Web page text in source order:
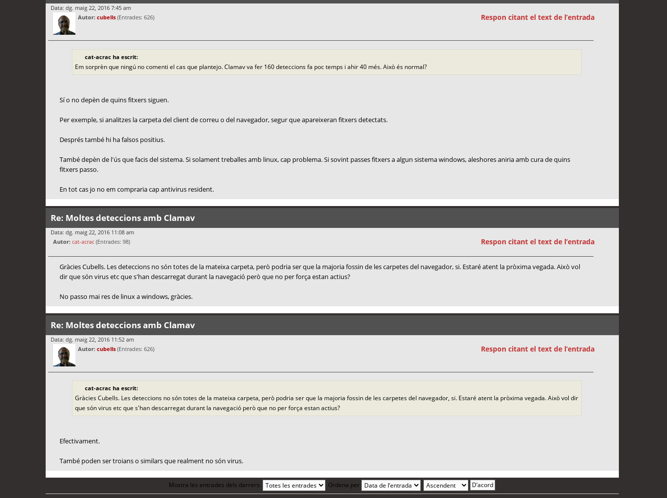
Data: dg. maig 22, 2016 7:45 am
Autor: cubells (Entrades: 626) Respon citant el text de l’entrada
cat-acrac ha escrit:
Em sorprèn que ningú no comenti el cas que plantejo. Clamav va fer 160 deteccions fa poc temps i ahir 40 més. Això és normal?
Sí o no depèn de quins fitxers siguen.
Per exemple, si analitzes la carpeta del client de correu o del navegador, segur que apareixeran fitxers detectats.
Després també hi ha falsos positius.
També depèn de l'ús que facis del sistema. Si solament treballes amb linux, cap problema. Si sovint passes fitxers a algun sistema windows, aleshores aniria amb cura de quins
fitxers passo.
En tot cas jo no em compraria cap antivirus resident.
Re: Moltes deteccions amb Clamav
Data: dg. maig 22, 2016 11:08 am
Autor: cat-acrac (Entrades: 98) Respon citant el text de l’entrada
Gràcies Cubells. Les deteccions no són totes de la mateixa carpeta, però podria ser que la majoria fossin de les carpetes del navegador, si. Estaré atent la pròxima vegada. Això vol
dir que són virus etc que s'han descarregat durant la navegació però que no per força estan actius?
No passo mai res de linux a windows, gràcies.
Re: Moltes deteccions amb Clamav
Data: dg. maig 22, 2016 11:52 am
Autor: cubells (Entrades: 626) Respon citant el text de l’entrada
cat-acrac ha escrit:
Gràcies Cubells. Les deteccions no són totes de la mateixa carpeta, però podria ser que la majoria fossin de les carpetes del navegador, si. Estaré atent la pròxima vegada. Això vol dir
que són virus etc que s'han descarregat durant la navegació però que no per força estan actius?
Efectivament.
També poden ser troians o similars que realment no són virus.
Mostra les entrades dels darrers: Ordena per